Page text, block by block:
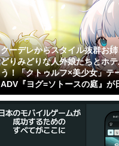
クーデレからスタイル抜群お
どりみどりな人外娘たちとホ
う！「クトゥルフ×美少女」テ
ADV『ヨグ=ソトースの庭』が